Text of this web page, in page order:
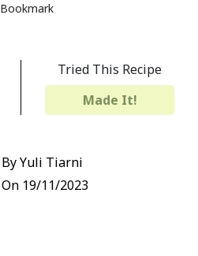
Bookmark
Tried This Recipe
Made It!
By Yuli Tiarni
On 19/11/2023